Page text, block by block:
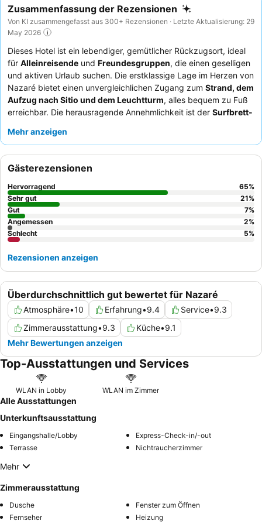
Zusammenfassung der Rezensionen
Von KI zusammengefasst aus 300+ Rezensionen · Letzte Aktualisierung: 29
May 2026
Dieses Hotel ist ein lebendiger, gemütlicher Rückzugsort, ideal
für Alleinreisende und Freundesgruppen, die einen geselligen
und aktiven Urlaub suchen. Die erstklassige Lage im Herzen von
Nazaré bietet einen unvergleichlichen Zugang zum Strand, dem
Aufzug nach Sitio und dem Leuchtturm, alles bequem zu Fuß
erreichbar. Die herausragende Annehmlichkeit ist der Surfbrett-
loben durchweg das
gut ausgestatteten Küche zur Selbstversorgung. Wer ein
ruhigeres Erlebnis sucht, sollte ein Zimmer mit Gartenblick
anfragen.
Mehr anzeigen
Überdurchschnittlich gut bewertet für Nazaré
Atmosphäre•10 Erfahrung•9.4 Service•9.3
Zimmerausstattung•9.3 Küche•9.1
Mehr Bewertungen anzeigen
Gästerezensionen
Hervorragend 65%
Sehr gut
21%
Gut
7%
Angemessen
2%
Schlecht
5%
Rezensionen anzeigen
Top-Ausstattungen und Services
WLAN in Lobby WLAN im Zimmer
Alle Ausstattungen
Unterkunftsausstattung
Eingangshalle/Lobby
Express-Check-in/-out
Terrasse
Nichtraucherzimmer
Mehr
Zimmerausstattung
Dusche
Fenster zum Öffnen
Fernseher
Heizung